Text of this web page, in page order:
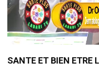
SANTE ET BIEN ETRE